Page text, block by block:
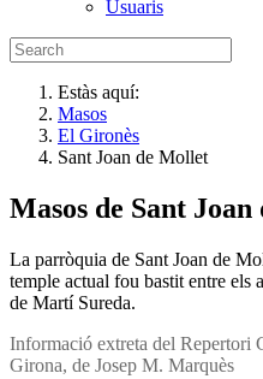
Usuaris
Estàs aquí:
Masos
El Gironès
Sant Joan de Mollet
Masos de Sant
La parròquia de Sant Joan de
temple actual fou bastit entre els
de Martí­ Sureda.
Informació extreta del Repertori
Girona, de Josep M. Marquès